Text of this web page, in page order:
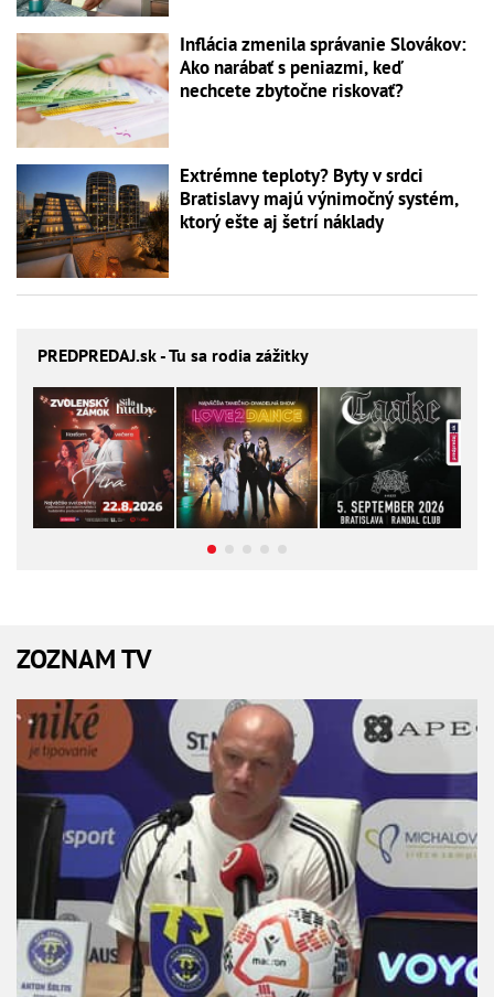
Inflácia zmenila správanie Slovákov:
Ako narábať s peniazmi, keď
nechcete zbytočne riskovať?
Extrémne teploty? Byty v srdci
Bratislavy majú výnimočný systém,
ktorý ešte aj šetrí náklady
PREDPREDAJ.sk - Tu sa rodia zážitky
ZOZNAM TV